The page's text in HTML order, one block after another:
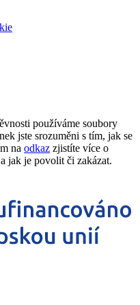
používáme soubory
jste srozuměni s tím, jak se
na odkaz zjistíte více o
jak je povolit či zakázat.